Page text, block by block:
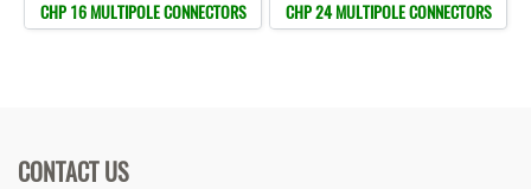
CHP 16 MULTIPOLE CONNECTORS CHP 24 MULTIPOLE CONNECTORS
CONTACT US